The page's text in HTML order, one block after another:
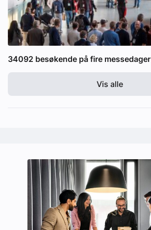
34092 besøkende på fire messedager
Vis alle